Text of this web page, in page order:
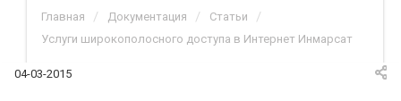
Главная / Документация / Статьи /
Услуги широкополосного доступа в Интернет Инмарсат
04-03-2015